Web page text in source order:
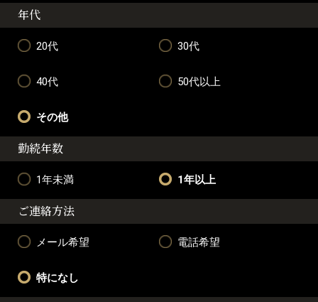
年代
20代 30代
40代 50代以上
その他
勤続年数
1年未満 1年以上
ご連絡方法
メール希望 電話希望
特になし